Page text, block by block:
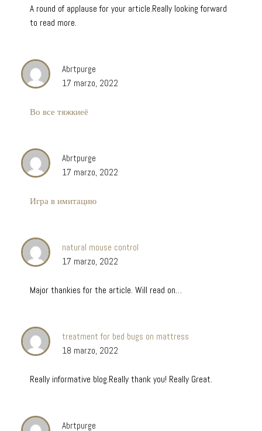
A round of applause for your article.Really looking forward
to read more.
Abrtpurge
17 marzo, 2022
Во все тяжкиеё
Abrtpurge
17 marzo, 2022
Игра в имитацию
natural mouse control
17 marzo, 2022
Major thankies for the article. Will read on…
treatment for bed bugs on mattress
18 marzo, 2022
Really informative blog.Really thank you! Really Great.
Abrtpurge